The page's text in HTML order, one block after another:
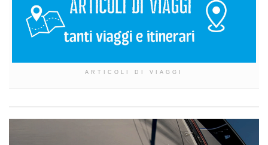
ARTICOLI DI VIAGGI